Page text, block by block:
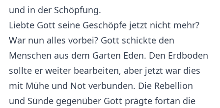
und in der Schöpfung.
Liebte Gott seine Geschöpfe jetzt nicht mehr?
War nun alles vorbei? Gott schickte den
Menschen aus dem Garten Eden. Den Erdboden
sollte er weiter bearbeiten, aber jetzt war dies
mit Mühe und Not verbunden. Die Rebellion
und Sünde gegenüber Gott prägte fortan die